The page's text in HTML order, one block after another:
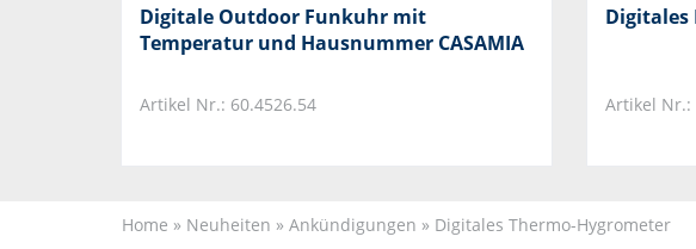
Digitale Outdoor Funkuhr mit
Temperatur und Hausnummer CASAMIA
Artikel Nr.: 60.4526.54 Artikel Nr.:
Home » Neuheiten » Ankündigungen » Digitales Thermo-Hygrometer